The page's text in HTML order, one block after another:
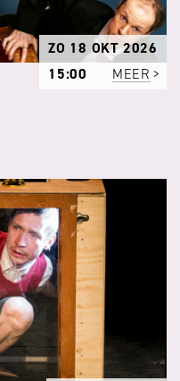
ZO 18 OKT 2026
15:00
MEER